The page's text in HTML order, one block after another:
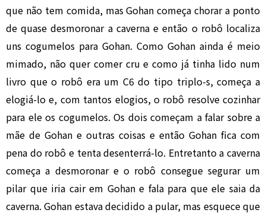
que não tem comida, mas Gohan começa chorar a ponto
de quase desmoronar a caverna e então o robô localiza
uns cogumelos para Gohan. Como Gohan ainda é meio
mimado, não quer comer cru e como já tinha lido num
livro que o robô era um C6 do tipo triplo-s, começa a
elogiá-lo e, com tantos elogios, o robô resolve cozinhar
para ele os cogumelos. Os dois começam a falar sobre a
mãe de Gohan e outras coisas e então Gohan fica com
pena do robô e tenta desenterrá-lo. Entretanto a caverna
começa a desmoronar e o robô consegue segurar um
pilar que iria cair em Gohan e fala para que ele saia da
caverna. Gohan estava decidido a pular, mas esquece que